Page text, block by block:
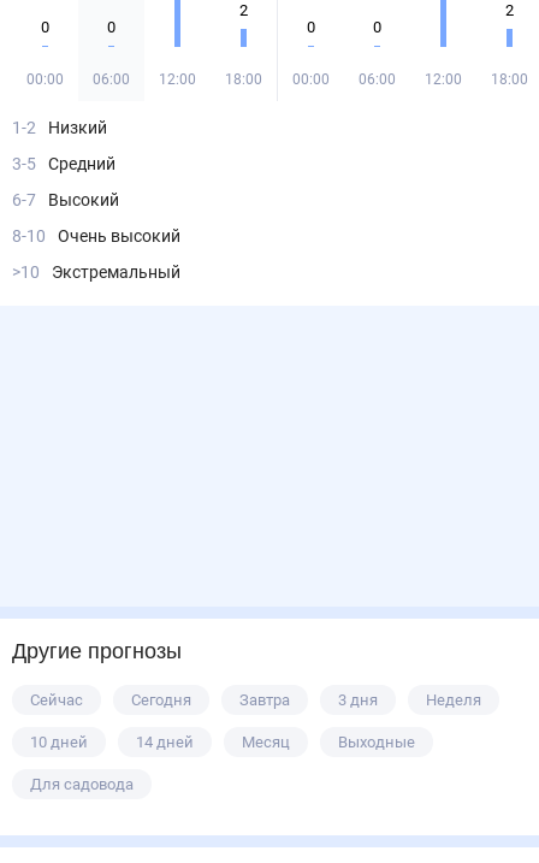
0
00:00
0
06:00 12:00
2
18:00
0
00:00
0
06:00 12:00
2
18:00
1-2
Низкий
3-5
Средний
6-7
Высокий
8-10
Очень высокий
>10
Экстремальный
Другие прогнозы
Сейчас Сегодня Завтра 3 дня Неделя
10 дней 14 дней Месяц Выходные
Для садовода